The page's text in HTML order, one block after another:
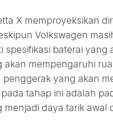
X memproyeksikan
Volkswagen
spesifikasi baterai
akan mempengaruhi
penggerak yang akan
tahap ini adalah
menjadi daya tarik